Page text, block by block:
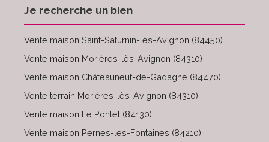
Je recherche un bien
Vente maison Saint-Saturnin-lès-Avignon (84450)
Vente maison Morières-lès-Avignon (84310)
Vente maison Châteauneuf-de-Gadagne (84470)
Vente terrain Morières-lès-Avignon (84310)
Vente maison Le Pontet (84130)
Vente maison Pernes-les-Fontaines (84210)